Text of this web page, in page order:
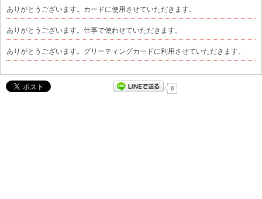
ありがとうございます。カードに使用させていただきます。
ありがとうございます。仕事で使わせていただきます。
ありがとうございます。グリーティングカードに利用させていただきます。
0